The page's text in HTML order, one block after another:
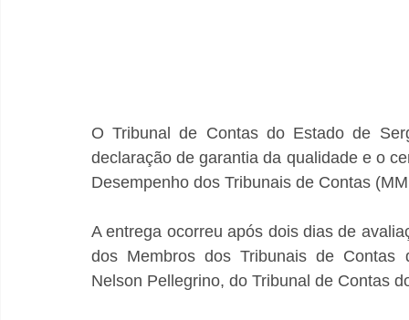
O Tribunal de Contas do Estado de
declaração de garantia da qualidade e o
Desempenho dos Tribunais de Contas
A entrega ocorreu após dois dias de
dos Membros dos Tribunais de Contas
Nelson Pellegrino, do Tribunal de Contas